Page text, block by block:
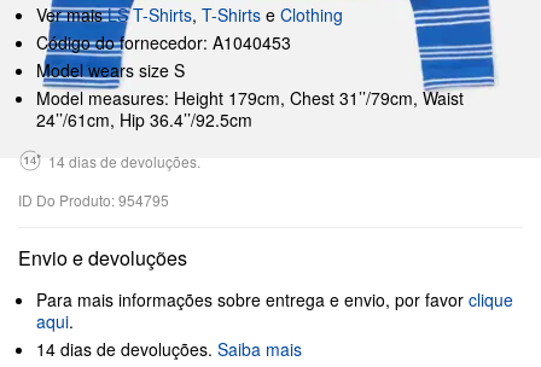
Ver maisLS T-Shirts, T-Shirts e Clothing
Código do fornecedor: A1040453
Model wears size S
Model measures: Height 179cm, Chest 31’’/79cm, Waist
24’’/61cm, Hip 36.4’’/92.5cm
14 dias de devoluções.
ID Do Produto: 954795
Envio e devoluções
Para mais informações sobre entrega e envio, por favor clique
aqui.
14 dias de devoluções. Saiba mais